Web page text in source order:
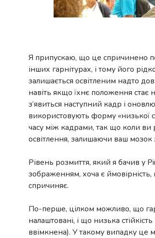
Я припускаю, що це спричинено
інших гарнітурах, і тому його
залишається освітленим надто
навіть якщо їхнє положення стає
з’явиться наступний кадр і
використовують форму «низької
часу між кадрами, так що коли ви
освітлення, залишаючи ваш
Рівень розмиття, який я бачив у
зображенням, хоча є
спричиняє.
По-перше, цілком можливо, що
налаштовані, і що низька
ввімкнена). У такому випадку це